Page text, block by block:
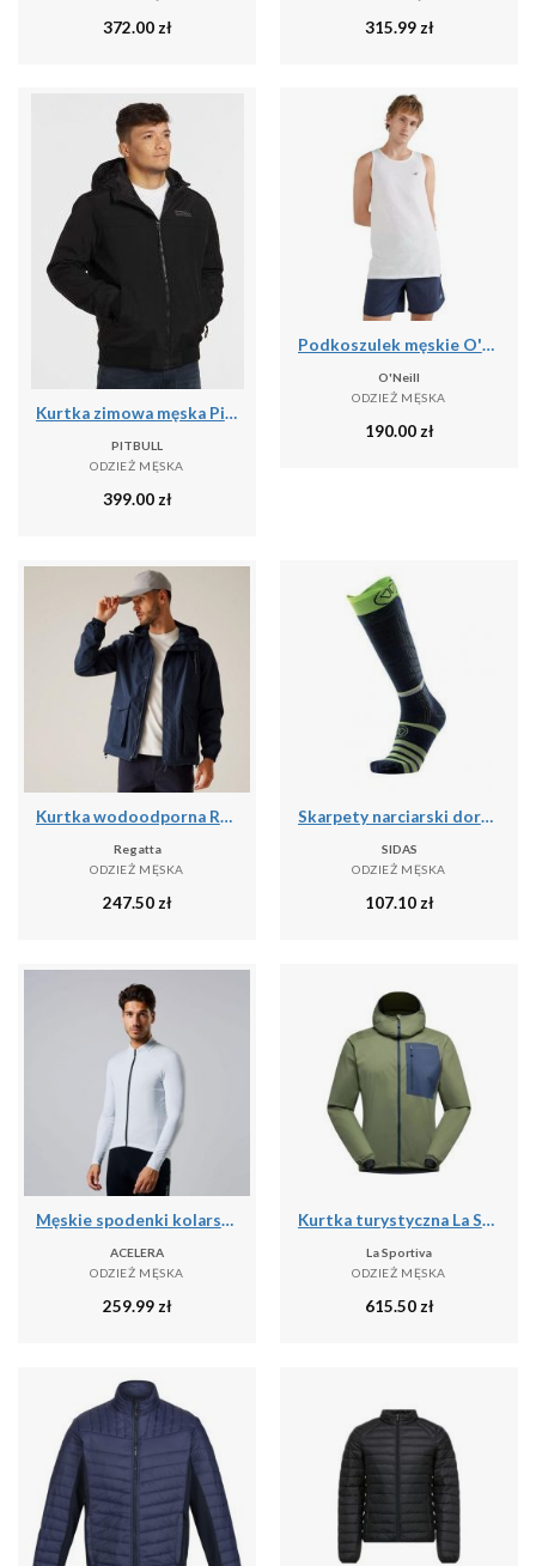
372.00 zł 315.99 zł
Kurtka zimowa męska Pitbull z kapturem Balboa II
PITBULL
ODZIEŻ MĘSKA
399.00 zł
Podkoszulek męskie O'Neill Jack's Base Tanktop
O'Neill
ODZIEŻ MĘSKA
190.00 zł
Kurtka wodoodporna Regatta Bayano II
Regatta
ODZIEŻ MĘSKA
247.50 zł
Skarpety narciarski dorosly Sidas Ski Touring LV cienka grubosc
SIDAS
ODZIEŻ MĘSKA
107.10 zł
Męskie spodenki kolarskie do kolarstwa górskiego
ACELERA
ODZIEŻ MĘSKA
259.99 zł
Kurtka turystyczna La Sportiva Wall Breeze Stretch
La Sportiva
ODZIEŻ MĘSKA
615.50 zł